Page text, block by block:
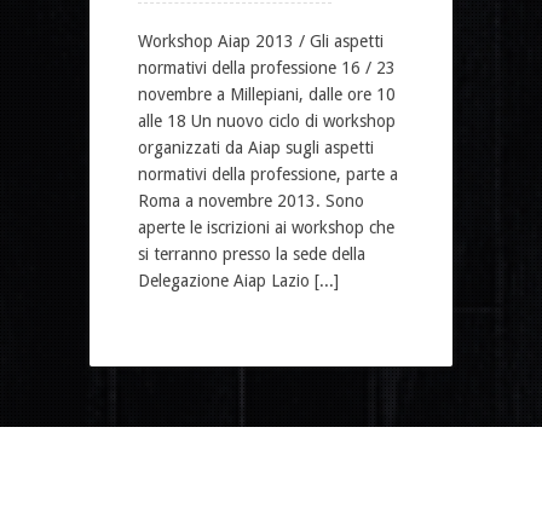
Workshop Aiap 2013 / Gli aspetti
normativi della professione 16 / 23
novembre a Millepiani, dalle ore 10
alle 18 Un nuovo ciclo di workshop
organizzati da Aiap sugli aspetti
normativi della professione, parte a
Roma a novembre 2013. Sono
aperte le iscrizioni ai workshop che
si terranno presso la sede della
Delegazione Aiap Lazio [...]